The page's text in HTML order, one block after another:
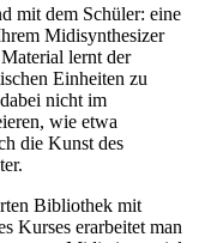
mit dem Schüler: eine
Midisynthesizer
lernt der
Einheiten zu
nicht im
wie etwa
die Kunst des
Bibliothek mit
Kurses erarbeitet man